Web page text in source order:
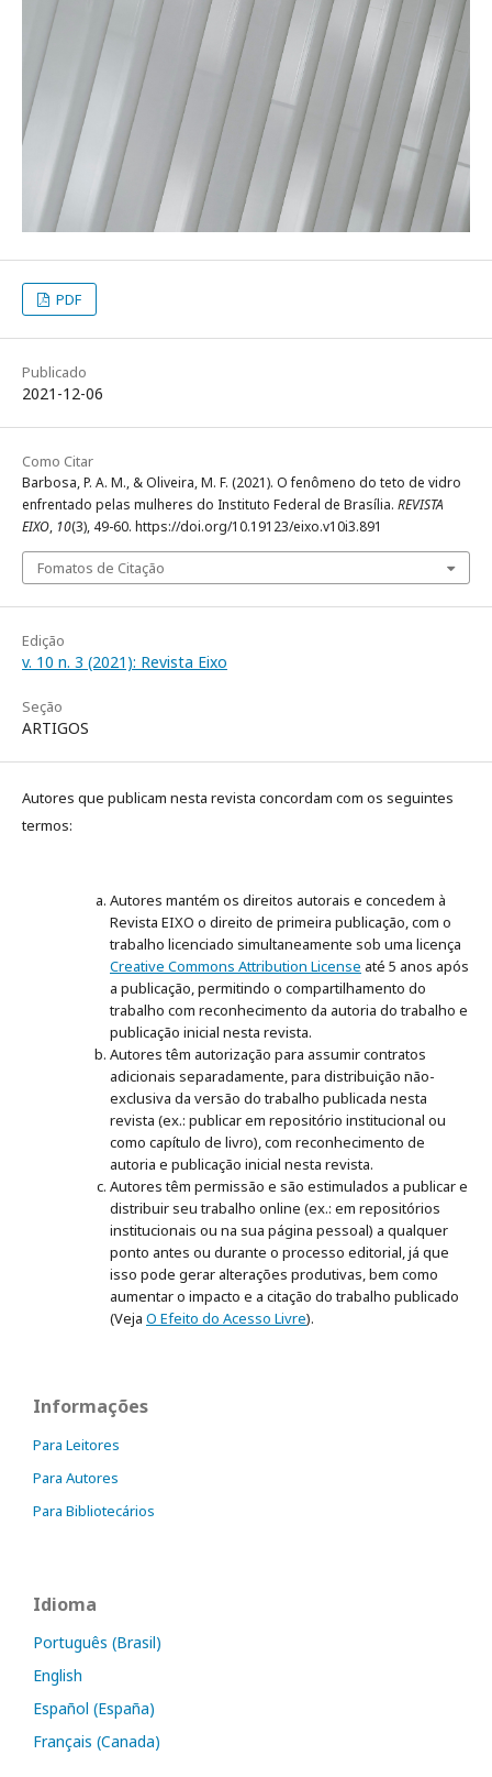
PDF
Publicado
2021-12-06
Como Citar
Barbosa, P. A. M., & Oliveira, M. F. (2021). O fenômeno do teto de vidro
enfrentado pelas mulheres do Instituto Federal de Brasília. REVISTA
EIXO, 10(3), 49-60. https://doi.org/10.19123/eixo.v10i3.891
Fomatos de Citação
Edição
v. 10 n. 3 (2021): Revista Eixo
Seção
ARTIGOS
Autores que publicam nesta revista concordam com os seguintes
termos:
Autores mantém os direitos autorais e concedem à
Revista EIXO o direito de primeira publicação, com o
trabalho licenciado simultaneamente sob uma licença
Creative Commons Attribution License até 5 anos após
a publicação, permitindo o compartilhamento do
trabalho com reconhecimento da autoria do trabalho e
publicação inicial nesta revista.
Autores têm autorização para assumir contratos
adicionais separadamente, para distribuição não-
exclusiva da versão do trabalho publicada nesta
revista (ex.: publicar em repositório institucional ou
como capítulo de livro), com reconhecimento de
autoria e publicação inicial nesta revista.
Autores têm permissão e são estimulados a publicar e
distribuir seu trabalho online (ex.: em repositórios
institucionais ou na sua página pessoal) a qualquer
ponto antes ou durante o processo editorial, já que
isso pode gerar alterações produtivas, bem como
aumentar o impacto e a citação do trabalho publicado
(Veja O Efeito do Acesso Livre).
Informações
Para Leitores
Para Autores
Para Bibliotecários
Idioma
Português (Brasil)
English
Español (España)
Français (Canada)